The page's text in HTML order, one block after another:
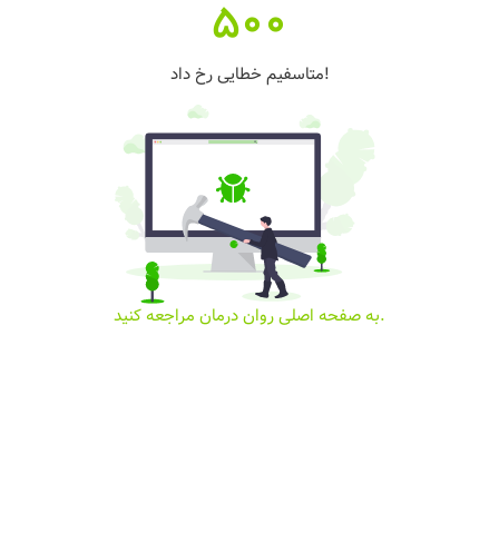
500
متاسفیم خطایی رخ داد!
به صفحه اصلی روان درمان مراجعه کنید.